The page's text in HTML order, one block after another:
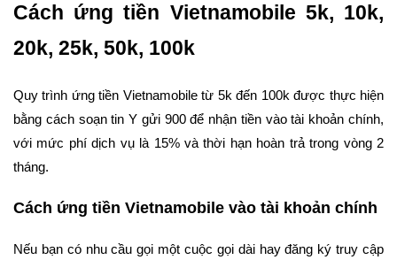
Cách ứng tiền Vietnamobile 5k, 10k,
20k, 25k, 50k, 100k
Quy trình ứng tiền Vietnamobile từ 5k đến 100k được thực hiện
bằng cách soạn tin Y gửi 900 để nhận tiền vào tài khoản chính,
với mức phí dịch vụ là 15% và thời hạn hoàn trả trong vòng 2
tháng.
Cách ứng tiền Vietnamobile vào tài khoản chính
Nếu bạn có nhu cầu gọi một cuộc gọi dài hay đăng ký truy cập